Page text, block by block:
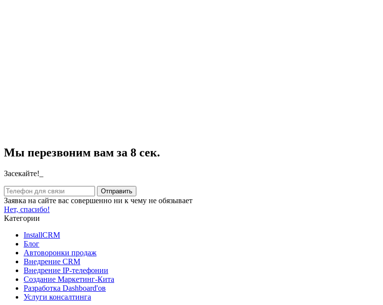
Мы перезвоним вам за 8 сек.
Засекайте!_
Заявка на сайте вас совершенно ни к чему не обязывает
Нет, спасибо!
Категории
InstallCRM
Блог
Автоворонки продаж
Внедрение CRM
Внедрение IP-телефонии
Создание Маркетинг-Кита
Разработка Dashboard'ов
Услуги консалтинга